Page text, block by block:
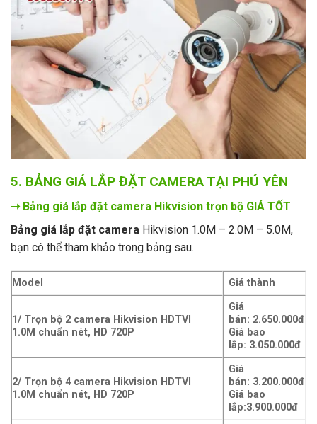
5. BẢNG GIÁ LẮP ĐẶT CAMERA TẠI PHÚ YÊN
➝ Bảng giá lắp đặt camera Hikvision trọn bộ GIÁ TỐT
Bảng giá lắp đặt camera Hikvision 1.0M – 2.0M – 5.0M,
bạn có thể tham khảo trong bảng sau.
Model Giá thành
1/ Trọn bộ 2 camera Hikvision HDTVI
1.0M chuẩn nét, HD 720P
Giá
bán: 2.650.000đ
Giá bao
lắp: 3.050.000đ
2/ Trọn bộ 4 camera Hikvision HDTVI
1.0M chuẩn nét, HD 720P
Giá
bán: 3.200.000đ
Giá bao
lắp:3.900.000đ